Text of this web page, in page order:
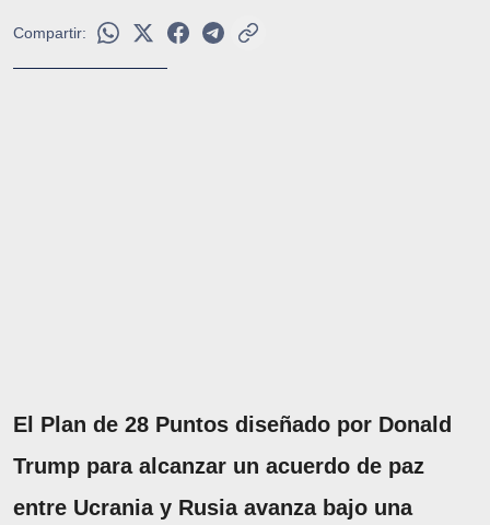
Compartir:
El Plan de 28 Puntos diseñado por Donald
Trump para alcanzar un acuerdo de paz
entre Ucrania y Rusia avanza bajo una